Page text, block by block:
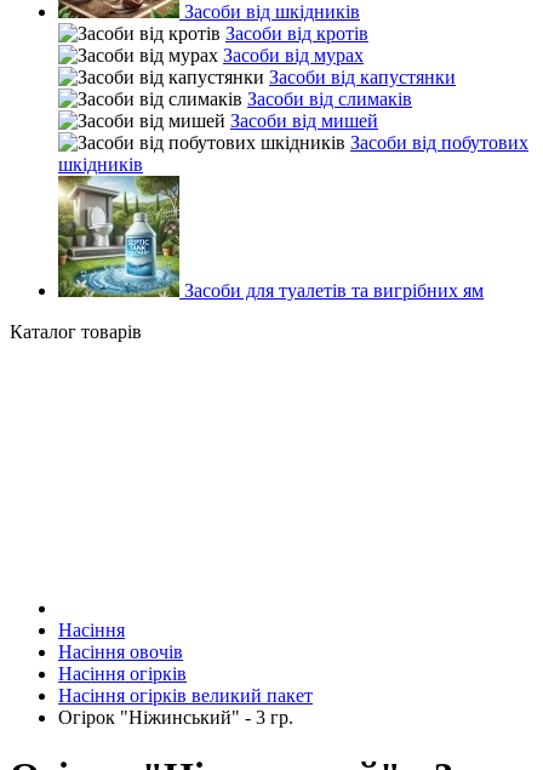
Засоби від шкідників
Засоби від кротів
Засоби від мурах
Засоби від капустянки
Засоби від слимаків
Засоби від мишей
Засоби від побутових
шкідників
Засоби для туалетів та вигрібних ям
Каталог товарів
Насіння
Насіння овочів
Насіння огірків
Насіння огірків великий пакет
Огірок "Ніжинський" - 3 гр.